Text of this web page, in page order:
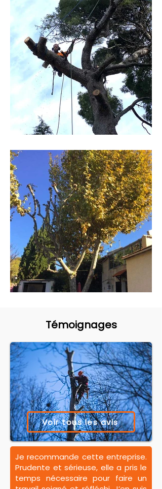
Témoignages
Voir tous les avis
Je recommande cette entreprise.
Prudente et sérieuse, elle a pris le
temps nécessaire pour faire un